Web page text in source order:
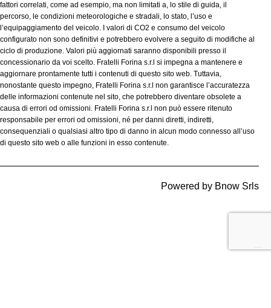
fattori correlati, come ad esempio, ma non limitati a, lo stile di guida, il
percorso, le condizioni meteorologiche e stradali, lo stato, l’uso e
l’equipaggiamento del veicolo. I valori di CO2 e consumo del veicolo
configurato non sono definitivi e potrebbero evolvere a seguito di modifiche al
ciclo di produzione. Valori più aggiornati saranno disponibili presso il
concessionario da voi scelto. Fratelli Forina s.r.l si impegna a mantenere e
aggiornare prontamente tutti i contenuti di questo sito web. Tuttavia,
nonostante questo impegno, Fratelli Forina s.r.l non garantisce l’accuratezza
delle informazioni contenute nel sito, che potrebbero diventare obsolete a
causa di errori od omissioni. Fratelli Forina s.r.l non può essere ritenuto
responsabile per errori od omissioni, né per danni diretti, indiretti,
consequenziali o qualsiasi altro tipo di danno in alcun modo connesso all’uso
di questo sito web o alle funzioni in esso contenute.
Powered by Bnow Srls